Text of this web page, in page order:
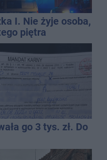
I. Nie żyje osoba,
piętra
go 3 tys. zł. Do